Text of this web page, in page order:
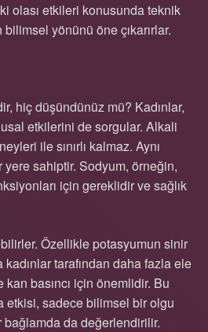
olası etkileri konusunda teknik
yönünü öne çıkarırlar.
hiç düşündünüz mü? Kadınlar,
etkilerini de sorgular. Alkali
ile sınırlı kalmaz. Aynı
sahiptir. Sodyum, örneğin,
için gereklidir ve sağlık
Özellikle potasyumun sinir
tarafından daha fazla ele
kan basıncı için önemlidir. Bu
etkisi, sadece bilimsel bir olgu
bağlamda da değerlendirilir.